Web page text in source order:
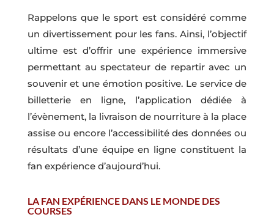
Rappelons que le sport est considéré comme
un divertissement pour les fans. Ainsi, l’objectif
ultime est d’offrir une expérience immersive
permettant au spectateur de repartir avec un
souvenir et une émotion positive. Le service de
billetterie en ligne, l’application dédiée à
l’évènement, la livraison de nourriture à la place
assise ou encore l’accessibilité des données ou
résultats d’une équipe en ligne constituent la
fan expérience d’aujourd’hui.
LA FAN EXPÉRIENCE DANS LE MONDE DES
COURSES